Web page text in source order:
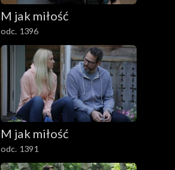
M jak miłość
odc. 1396
M jak miłość
odc. 1391